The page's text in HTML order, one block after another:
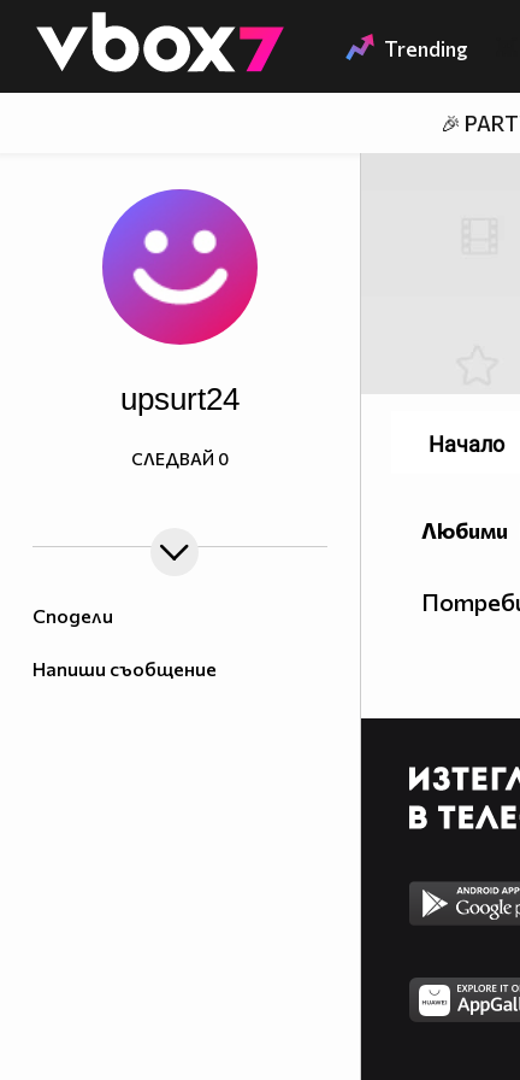
👾 Trending
🎉
Сподели
Напиши съобщение
upsurt24
СЛЕДВАЙ 0
Любими
Начало